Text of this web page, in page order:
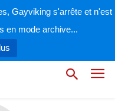
Gayviking s'arrête et n'est
en mode archive...